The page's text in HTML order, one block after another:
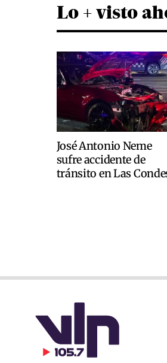
Lo + visto
José Antonio Neme
sufre accidente de
tránsito en Las